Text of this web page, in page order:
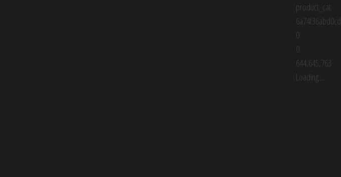
product_cat
6a74f36abd0cd
0
0
644,645,763
Loading....